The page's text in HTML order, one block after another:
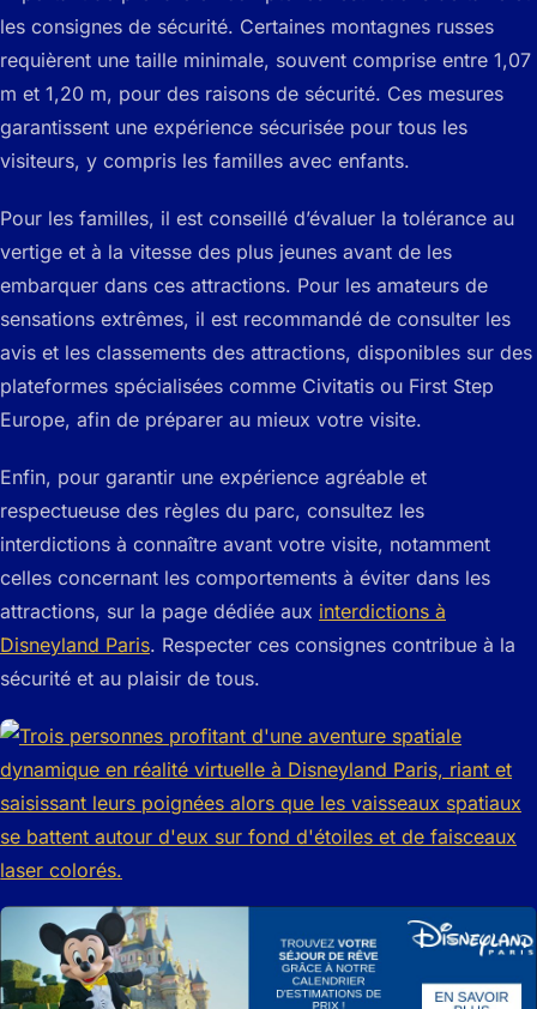
les consignes de sécurité. Certaines montagnes russes
requièrent une taille minimale, souvent comprise entre 1,07
m et 1,20 m, pour des raisons de sécurité. Ces mesures
garantissent une expérience sécurisée pour tous les
visiteurs, y compris les familles avec enfants.
Pour les familles, il est conseillé d’évaluer la tolérance au
vertige et à la vitesse des plus jeunes avant de les
embarquer dans ces attractions. Pour les amateurs de
sensations extrêmes, il est recommandé de consulter les
avis et les classements des attractions, disponibles sur des
plateformes spécialisées comme Civitatis ou First Step
Europe, afin de préparer au mieux votre visite.
Enfin, pour garantir une expérience agréable et
respectueuse des règles du parc, consultez les
interdictions à connaître avant votre visite, notamment
celles concernant les comportements à éviter dans les
attractions, sur la page dédiée aux interdictions à
Disneyland Paris. Respecter ces consignes contribue à la
sécurité et au plaisir de tous.